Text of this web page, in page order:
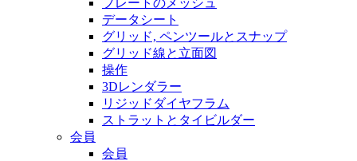
プレートのメッシュ
データシート
グリッド, ペンツールとスナップ
グリッド線と立面図
操作
3Dレンダラー
リジッドダイヤフラム
ストラットとタイビルダー
会員
会員